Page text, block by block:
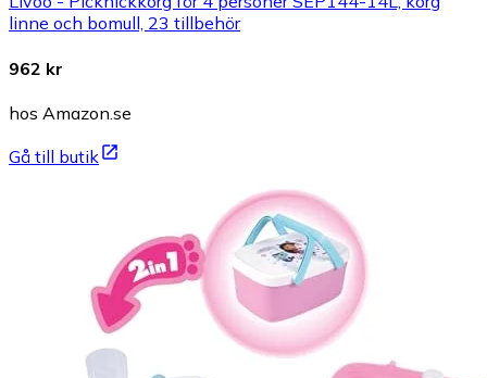
linne och bomull, 23 tillbehör
962 kr
hos Amazon.se
Gå till butik